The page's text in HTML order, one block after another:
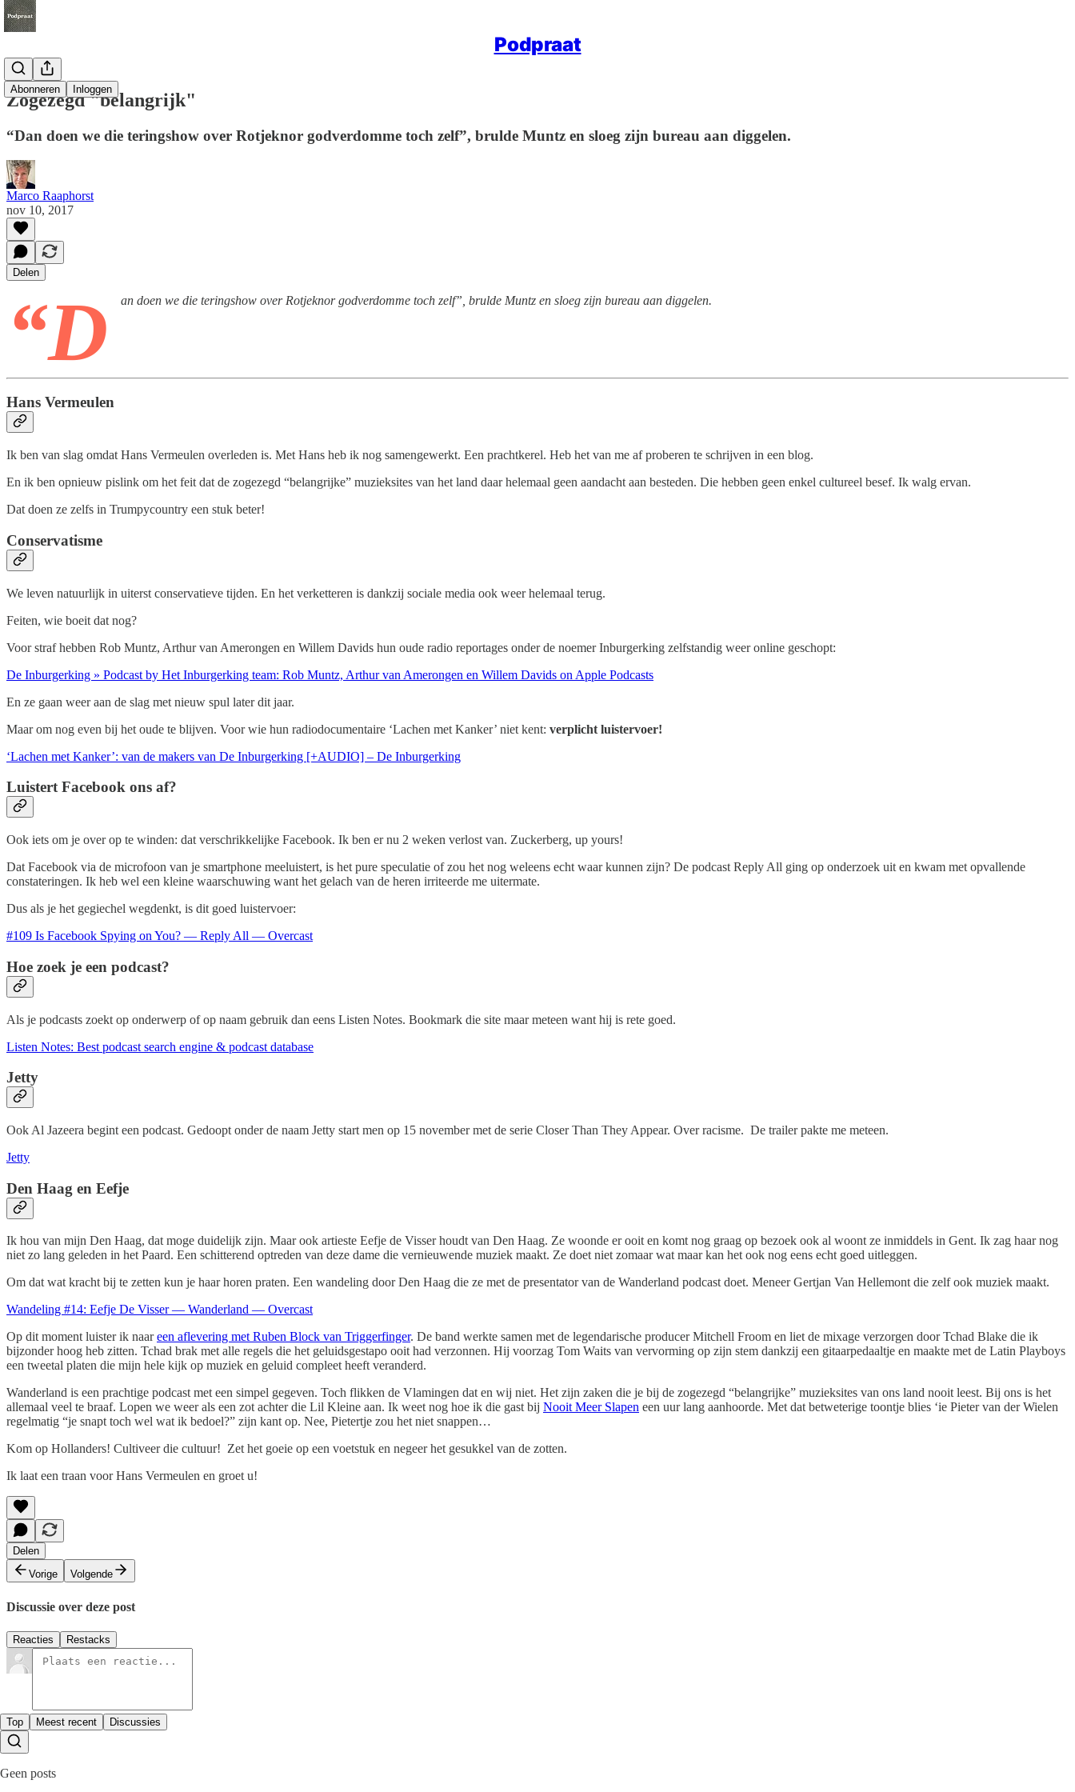
Podpraat
Abonneren Inloggen
Zogezegd "belangrijk"
“Dan doen we die teringshow over Rotjeknor godverdomme toch zelf”, brulde Muntz en sloeg zijn bureau aan diggelen.
Marco Raaphorst
nov 10, 2017
Delen
“D an doen we die teringshow over Rotjeknor godverdomme toch zelf”, brulde Muntz en sloeg zijn bureau aan diggelen.
Hans Vermeulen
Ik ben van slag omdat Hans Vermeulen overleden is. Met Hans heb ik nog samengewerkt. Een prachtkerel. Heb het van me af proberen te schrijven in een blog.
En ik ben opnieuw pislink om het feit dat de zogezegd “belangrijke” muzieksites van het land daar helemaal geen aandacht aan besteden. Die hebben geen enkel cultureel besef. Ik walg ervan.
Dat doen ze zelfs in Trumpycountry een stuk beter!
Conservatisme
We leven natuurlijk in uiterst conservatieve tijden. En het verketteren is dankzij sociale media ook weer helemaal terug.
Feiten, wie boeit dat nog?
Voor straf hebben Rob Muntz, Arthur van Amerongen en Willem Davids hun oude radio reportages onder de noemer Inburgerking zelfstandig weer online geschopt:
De Inburgerking » Podcast by Het Inburgerking team: Rob Muntz, Arthur van Amerongen en Willem Davids on Apple Podcasts
En ze gaan weer aan de slag met nieuw spul later dit jaar.
Maar om nog even bij het oude te blijven. Voor wie hun radiodocumentaire ‘Lachen met Kanker’ niet kent: verplicht luistervoer!
‘Lachen met Kanker’: van de makers van De Inburgerking [+AUDIO] – De Inburgerking
Luistert Facebook ons af?
Ook iets om je over op te winden: dat verschrikkelijke Facebook. Ik ben er nu 2 weken verlost van. Zuckerberg, up yours!
Dat Facebook via de microfoon van je smartphone meeluistert, is het pure speculatie of zou het nog weleens echt waar kunnen zijn? De podcast Reply All ging op onderzoek uit en kwam met opvallende
constateringen. Ik heb wel een kleine waarschuwing want het gelach van de heren irriteerde me uitermate.
Dus als je het gegiechel wegdenkt, is dit goed luistervoer:
#109 Is Facebook Spying on You? — Reply All — Overcast
Hoe zoek je een podcast?
Als je podcasts zoekt op onderwerp of op naam gebruik dan eens Listen Notes. Bookmark die site maar meteen want hij is rete goed.
Listen Notes: Best podcast search engine & podcast database
Jetty
Ook Al Jazeera begint een podcast. Gedoopt onder de naam Jetty start men op 15 november met de serie Closer Than They Appear. Over racisme. De trailer pakte me meteen.
Jetty
Den Haag en Eefje
Ik hou van mijn Den Haag, dat moge duidelijk zijn. Maar ook artieste Eefje de Visser houdt van Den Haag. Ze woonde er ooit en komt nog graag op bezoek ook al woont ze inmiddels in Gent. Ik zag haar nog
niet zo lang geleden in het Paard. Een schitterend optreden van deze dame die vernieuwende muziek maakt. Ze doet niet zomaar wat maar kan het ook nog eens echt goed uitleggen.
Om dat wat kracht bij te zetten kun je haar horen praten. Een wandeling door Den Haag die ze met de presentator van de Wanderland podcast doet. Meneer Gertjan Van Hellemont die zelf ook muziek maakt.
Wandeling #14: Eefje De Visser — Wanderland — Overcast
Op dit moment luister ik naareen aflevering met Ruben Block van Triggerfinger. De band werkte samen met de legendarische producer Mitchell Froom en liet de mixage verzorgen door Tchad Blake die ik
bijzonder hoog heb zitten. Tchad brak met alle regels die het geluidsgestapo ooit had verzonnen. Hij voorzag Tom Waits van vervorming op zijn stem dankzij een gitaarpedaaltje en maakte met de Latin Playboys
een tweetal platen die mijn hele kijk op muziek en geluid compleet heeft veranderd.
Wanderland is een prachtige podcast met een simpel gegeven. Toch flikken de Vlamingen dat en wij niet. Het zijn zaken die je bij de zogezegd “belangrijke” muzieksites van ons land nooit leest. Bij ons is het
allemaal veel te braaf. Lopen we weer als een zot achter die Lil Kleine aan. Ik weet nog hoe ik die gast bij Nooit Meer Slapen een uur lang aanhoorde. Met dat betweterige toontje blies ‘ie Pieter van der Wielen
regelmatig “je snapt toch wel wat ik bedoel?” zijn kant op. Nee, Pietertje zou het niet snappen…
Kom op Hollanders! Cultiveer die cultuur! Zet het goeie op een voetstuk en negeer het gesukkel van de zotten.
Ik laat een traan voor Hans Vermeulen en groet u!
Delen
Vorige
Volgende
Discussie over deze post
Reacties Restacks
Top Meest recent Discussies
Geen posts